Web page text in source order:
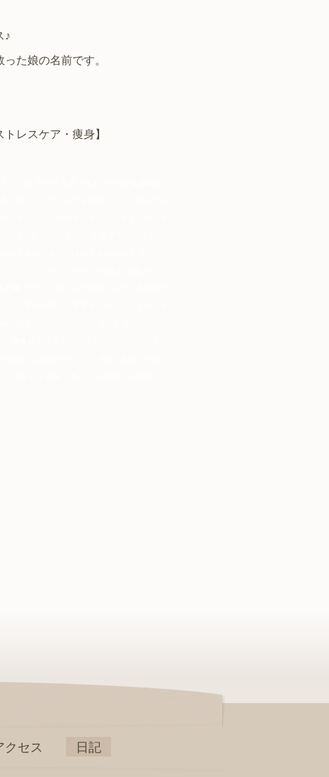
♪
た娘の名前です。
トレスケア ・痩身】
クセス 日記